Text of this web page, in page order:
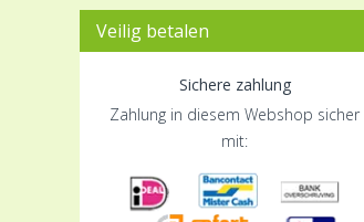
Veilig betalen
Sichere zahlung
Zahlung in diesem Webshop sicher
mit: